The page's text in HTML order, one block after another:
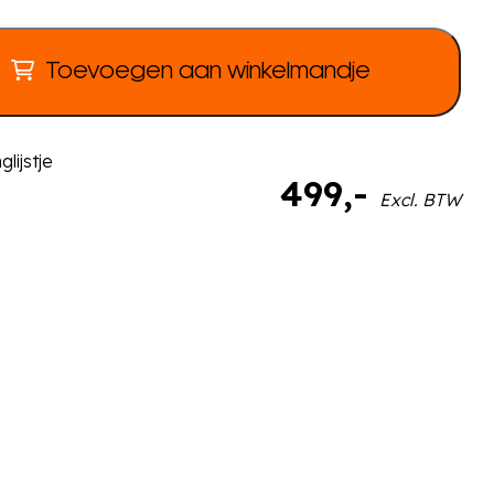
499,- Excl. BTW
Toevoegen aan winkelmandje